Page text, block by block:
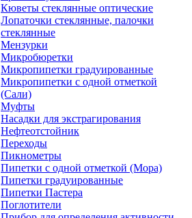
Кюветы стеклянные оптические
Лопаточки стеклянные, палочки
стеклянные
Мензурки
Микробюретки
Микропипетки градуированные
Микропипетки с одной отметкой
(Сали)
Муфты
Насадки для экстрагирования
Нефтеотстойник
Переходы
Пикнометры
Пипетки с одной отметкой (Мора)
Пипетки градуированные
Пипетки Пастера
Поглотители